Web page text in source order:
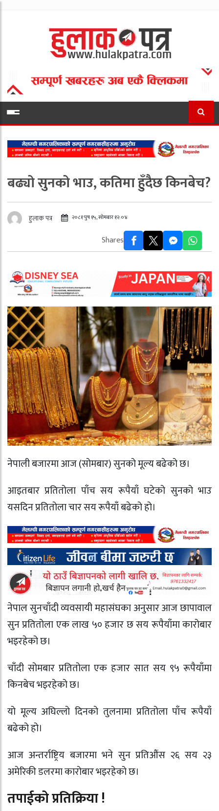
बढ्यो सुनको भाउ, कतिमा हुँदैछ किनबेच?
हुलाक पत्र २०८१ पुष १५, सोमबार १२:०४
Shares
नेपाली बजारमा आज (सोमबार) सुनको मूल्य बढेको छ।
आइतबार प्रतितोला पाँच सय रूपैयाँ घटेको सुनको भाउ
यसदिन प्रतितोला चार सय रूपैयाँ बढेको हो।
नेपाल सुनचाँदी व्यवसायी महासंघका अनुसार आज छापावाल
सुन प्रतितोला एक लाख ५० हजार छ सय रूपैयाँमा कारोबार
भइरहेको छ।
चाँदी सोमबार प्रतितोला एक हजार सात सय ९५ रूपैयाँमा
किनबेच भइरहेको छ।
यो मूल्य अघिल्लो दिनको तुलनामा प्रतितोला पाँच रूपैयाँ
बढेको हो।
आज अन्तर्राष्ट्रिय बजारमा भने सुन प्रतिऔंस २६ सय २३
अमेरिकी डलरमा कारोबार भइरहेको छ।
तपाईको प्रतिक्रिया !